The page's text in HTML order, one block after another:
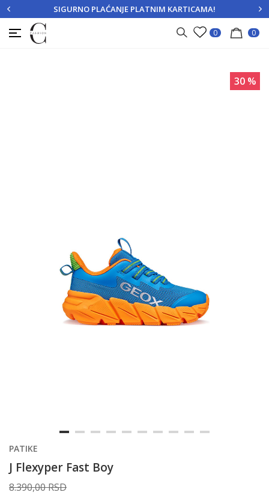
PRIJAVITE SE REGISTRUJTE SE
SIGURNO PLAĆANJE PLATNIM KARTICAMA!
0 0
30 %
PATIKE
J Flexyper Fast Boy
8.390,00RSD